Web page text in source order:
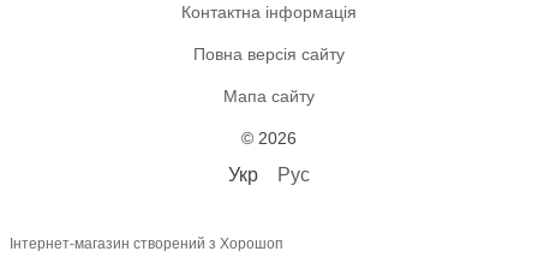
Контактна інформація
Повна версія сайту
Мапа сайту
© 2026
Укр Рус
Інтернет-магазин створений з Хорошоп